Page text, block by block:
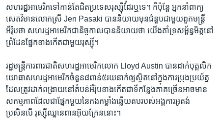
សហរដ្ឋ​អាមេរិក​ទៅកាន់​តែ​ជិត​ប្រទេស​រុស្ស៊ី​ដែរ​ឬទេ។ ក៏ប៉ុន្តែ អ្នក​នាំពាក្យ​
សេតវិមាន​លោក​ស្រី Jen Pasaki បាន​និយាយ​មុន​ជំនួប​ជាមួយ​ពួក​មន្ត្រី​
អឺរ៉ុប​ថា សហរដ្ឋ​អាមេរិក​ជានិច្ចកាល​បាន​និយាយ​ថា យើង​គាំទ្រ​សម្ព័ន្ធមិត្ត​នៅ​
ព្រំដែន​ផ្នែក​ខាង​កើត​ជាមួយ​រុស្ស៊ី។
រដ្ឋមន្ត្រី​ការពារ​ជាតិ​សហរដ្ឋ​អាមេរិក​លោក Lloyd Austin បាន​ដាក់​បុគ្គលិក​
យោធា​សហរដ្ឋ​អាមេរិក​ចំនួន៨ពាន់៥រយ​នាក់​ឲ្យ​ស្ថិត​នៅ​ក្នុង​ការប្រុង​ប្រយ័ត្ន​
ដែល​ត្រូវ​ដាក់​ពង្រាយ​នៅ​តំបន់​អឺរ៉ុប​ខាង​កើត​ជាទី​កន្លែង​ភាគច្រើនអាច​មាន​
សកម្មភាព​ដែល​ជា​ផ្នែក​មួយ​នៃ​កងកម្លាំង​ឆ្លើយ​តប​របស់​អង្គការ​អូតង់
ប្រសិនបើ រុស្ស៊ី​ឈ្លានពាន​អ៊ុយក្រែននោះ។